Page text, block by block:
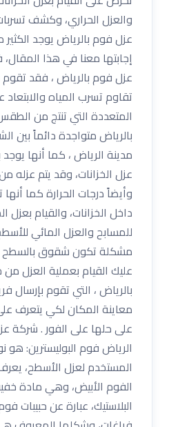
والعزل الحراري، وكشف
عزل فوم بالرياض يوجد الكثير
إجابتها معنا في هذا
عزل فوم بالرياض ، فقد
تقاوم تسرب المياه والابتعاد
المتعددة التي تنتج من
بالرياض متواجدة دائماً بين
مدينة الرياض ، كما أنها
عزل الخزانات، وقد يتم عزله
وأيضاً درجات الحرارة كما
داخل الخزانات، والقيام بعزل
للمسابح والعزل المائي
مشكلة تكون شقوق بالسطح
عليك القيام بعملية العزل
بالرياض ، التي تقوم
معاينة المكان لكي يتعرف
على حلها على الفور . شركة
الرياض فوم البوليسترين: هو
المستخدم لعزل الأسطح،
الفوم الأبيض، وهي مادة
البلاستيك، عبارة عن حبيبات